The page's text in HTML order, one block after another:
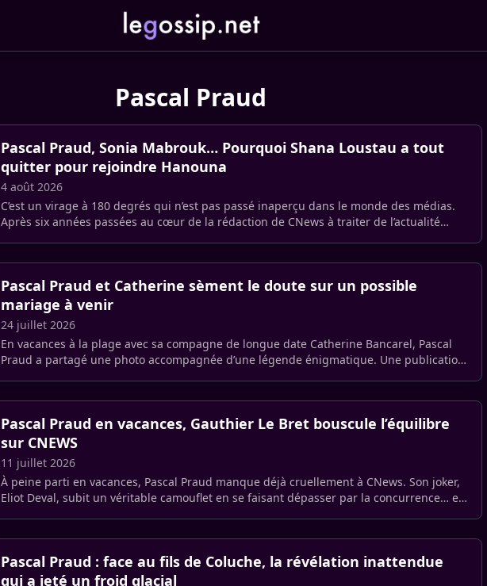
Pascal Praud
Pascal Praud, Sonia Mabrouk… Pourquoi Shana Loustau a tout
quitter pour rejoindre Hanouna
4 août 2026
C’est un virage à 180 degrés qui n’est pas passé inaperçu dans le monde des médias.
Après six années passées au cœur de la rédaction de CNews à traiter de l’actualité
Pascal Praud et Catherine sèment le doute sur un possible
mariage à venir
24 juillet 2026
En vacances à la plage avec sa compagne de longue date Catherine Bancarel, Pascal
Praud a partagé une photo accompagnée d’une légende énigmatique. Une publication
Pascal Praud en vacances, Gauthier Le Bret bouscule l’équilibre
sur CNEWS
11 juillet 2026
À peine parti en vacances, Pascal Praud manque déjà cruellement à CNews. Son joker,
Eliot Deval, subit un véritable camouflet en se faisant dépasser par la concurrence… et
Pascal Praud : face au fils de Coluche, la révélation inattendue
qui a jeté un froid glacial